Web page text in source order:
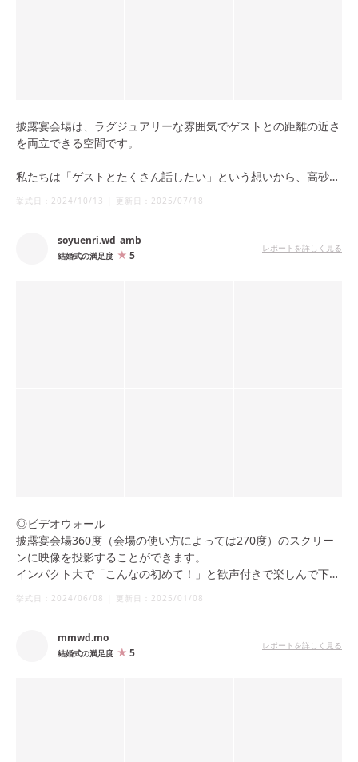
披露宴会場は、ラグジュアリーな雰囲気でゲストとの距離の近さ
を両立できる空間です。
私たちは「ゲストとたくさん話したい」という想いから、高砂で
披露宴らしいフォーマルさを保ちつつ、より自然体で過ごせる雰
そして何よりの特徴は、グランドボールルーム1・2の会場使用時
た。
装花の自由度も高く、空間全体を“自分たちらしく”彩れるのもマ
ンダリンオリエンタル 東京ならではです。
挙式日： 2024/10/13 | 更新日： 2025/07/18
soyuenri.wd_amb
結婚式の満足度 5
レポートを詳しく見る
◎ビデオウォール
披露宴会場360度（会場の使い方によっては270度）のスクリー
ンに映像を投影することができます。
インパクト大で「こんなの初めて！」と歓声付きで楽しんで下さ
マンダリンチームと良く言われておりますが、スタッフの皆様の
仲が良く、各プロフェッショナルの方々がゴージャスな装花やム
挙式日： 2024/06/08 | 更新日： 2025/01/08
mmwd.mo
結婚式の満足度 5
レポートを詳しく見る